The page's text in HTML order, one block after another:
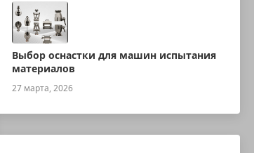
Выбор оснастки для машин испытания
материалов
27 марта, 2026